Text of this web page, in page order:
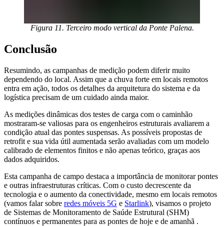
Figura 11. Terceiro modo vertical da Ponte Palena.
Conclusão
Resumindo, as campanhas de medição podem diferir muito
dependendo do local. Assim que a chuva forte em locais remotos
entra em ação, todos os detalhes da arquitetura do sistema e da
logística precisam de um cuidado ainda maior.
As medições dinâmicas dos testes de carga com o caminhão
mostraram-se valiosas para os engenheiros estruturais avaliarem a
condição atual das pontes suspensas. As possíveis propostas de
retrofit e sua vida útil aumentada serão avaliadas com um modelo
calibrado de elementos finitos e não apenas teórico, graças aos
dados adquiridos.
Esta campanha de campo destaca a importância de monitorar pontes
e outras infraestruturas críticas. Com o custo decrescente da
tecnologia e o aumento da conectividade, mesmo em locais remotos
(vamos falar sobre redes móveis 5G e Starlink), visamos o projeto
de Sistemas de Monitoramento de Saúde Estrutural (SHM)
contínuos e permanentes para as pontes de hoje e de amanhã .